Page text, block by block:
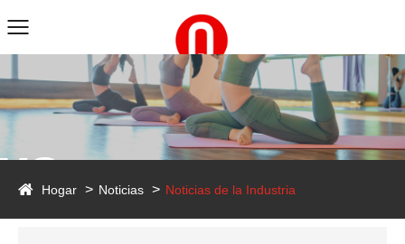
Hogar Noticias Noticias de la Industria